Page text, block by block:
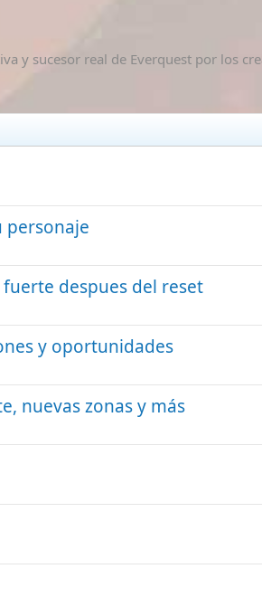
y sucesor real de Everquest por los
personaje
despues del reset
y oportunidades
nuevas zonas y más